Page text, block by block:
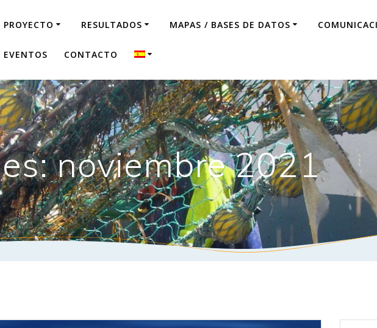
PROYECTO RESULTADOS MAPAS / BASES DE DATOS
EVENTOS CONTACTO
noviembre 2021